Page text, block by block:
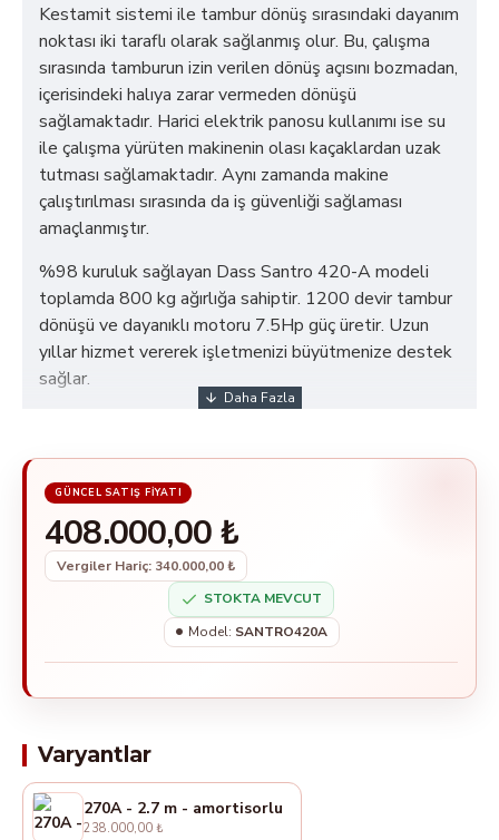
Kestamit sistemi ile tambur dönüş sırasındaki dayanım
noktası iki taraflı olarak sağlanmış olur. Bu, çalışma
sırasında tamburun izin verilen dönüş açısını bozmadan,
içerisindeki halıya zarar vermeden dönüşü
sağlamaktadır. Harici elektrik panosu kullanımı ise su
ile çalışma yürüten makinenin olası kaçaklardan uzak
tutması sağlamaktadır. Aynı zamanda makine
çalıştırılması sırasında da iş güvenliği sağlaması
amaçlanmıştır.
%98 kuruluk sağlayan Dass Santro 420-A modeli
toplamda 800 kg ağırlığa sahiptir. 1200 devir tambur
dönüşü ve dayanıklı motoru 7.5Hp güç üretir. Uzun
yıllar hizmet vererek işletmenizi büyütmenize destek
sağlar.
408.000,00 ₺
Vergiler Hariç: 340.000,00 ₺
STOKTA MEVCUT
Model: SANTRO420A
Varyantlar
270A - 2.7 m - amortisorlu
238.000,00 ₺